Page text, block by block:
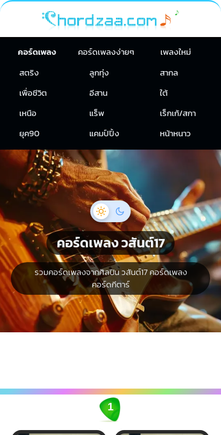
คอร์ดเพลง คอร์ดเพลงง่ายๆ
เพลงใหม่
สตริง
ลูกทุ่ง
สากล
เพื่อชีวิต
อีสาน
ใต้
เหนือ
แร็พ
เร็กเก้/สกา
ยุค90
แคมป์ปิ้ง หน้าหนาว
คอร์ดเพลง วสันต์17
รวมคอร์ดเพลงจากศิลปิน วสันต์17 คอร์ดเพลง
คอร์ดกีตาร์
1